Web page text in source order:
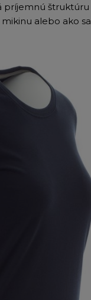
príjemnú štruktúru
alebo ako